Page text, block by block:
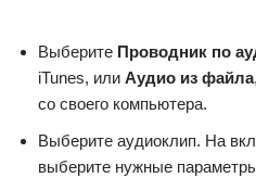
Выберите Проводник по
iTunes, или Аудио из файла
со своего компьютера.
Выберите аудиоклип. На
выберите нужные